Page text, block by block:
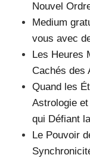
Nouvel
Medium
vous avec
Les Heures
Cachés des
Quand les
Astrologie
qui Défiant
Le Pouvoir